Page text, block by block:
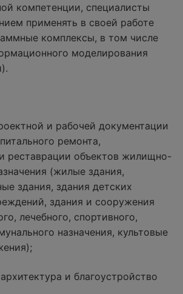
компетенции, специалисты
применять в своей работе
комплексы, в том числе
моделирования
и рабочей документации
ремонта,
реставрации объектов жилищно-
(жилые здания,
здания, здания детских
здания и сооружения
лечебного, спортивного,
назначения, культовые
и благоустройство